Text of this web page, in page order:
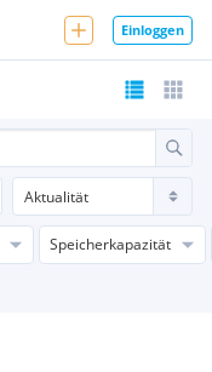
Einloggen
Speicherkapazität